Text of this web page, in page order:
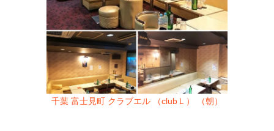
千葉 富士見町 クラブエル （clubＬ） （朝）